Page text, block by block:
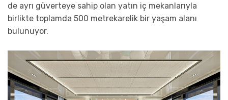
de ayrı güverteye sahip olan yatın iç mekanlarıyla
birlikte toplamda 500 metrekarelik bir yaşam alanı
bulunuyor.